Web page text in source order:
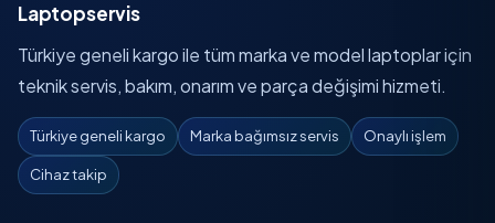
Laptopservis
Türkiye geneli kargo ile tüm marka ve model laptoplar için
teknik servis, bakım, onarım ve parça değişimi hizmeti.
Türkiye geneli kargo Marka bağımsız servis Onaylı işlem
Cihaz takip